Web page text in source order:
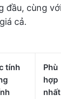
đầu, cùng
cả.
tính
Phù
hợp
nhất